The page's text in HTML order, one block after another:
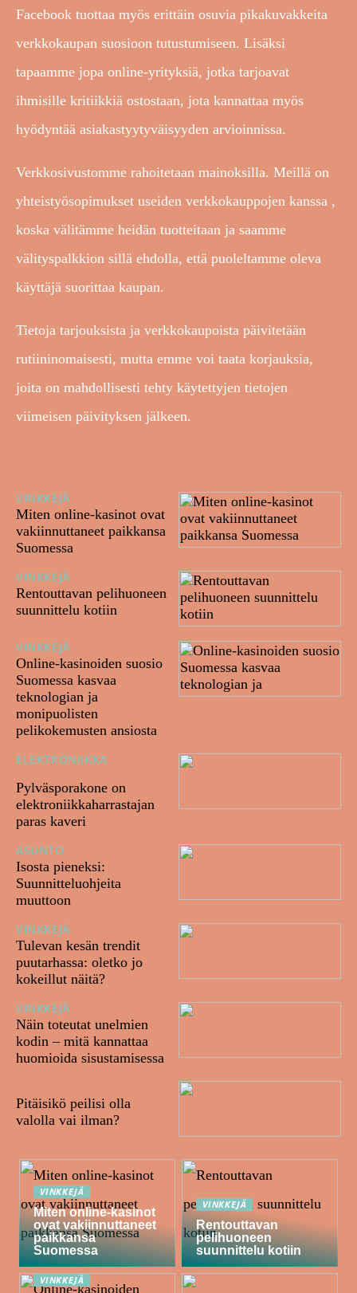
Facebook tuottaa myös erittäin osuvia pikakuvakkeita
verkkokaupan suosioon tutustumiseen. Lisäksi
tapaamme jopa online-yrityksiä, jotka tarjoavat
ihmisille kritiikkiä ostostaan, jota kannattaa myös
hyödyntää asiakastyytyväisyyden arvioinnissa.
Verkkosivustomme rahoitetaan mainoksilla. Meillä on
yhteistyösopimukset useiden verkkokauppojen kanssa ,
koska välitämme heidän tuotteitaan ja saamme
välityspalkkion sillä ehdolla, että puoleltamme oleva
käyttäjä suorittaa kaupan.
Tietoja tarjouksista ja verkkokaupoista päivitetään
rutiininomaisesti, mutta emme voi taata korjauksia,
joita on mahdollisesti tehty käytettyjen tietojen
viimeisen päivityksen jälkeen.
VINKKEJÄ
Miten online-kasinot ovat
vakiinnuttaneet paikkansa
Suomessa
VINKKEJÄ
Rentouttavan pelihuoneen
suunnittelu kotiin
VINKKEJÄ
Online-kasinoiden suosio
Suomessa kasvaa
teknologian ja
monipuolisten
pelikokemusten ansiosta
ELEKTRONIIKKA
Pylväsporakone on
elektroniikkaharrastajan
paras kaveri
ASUNTO
Isosta pieneksi:
Suunnitteluohjeita
muuttoon
VINKKEJÄ
Tulevan kesän trendit
puutarhassa: oletko jo
kokeillut näitä?
VINKKEJÄ
Näin toteutat unelmien
kodin – mitä kannattaa
huomioida sisustamisessa
Pitäisikö peilisi olla
valolla vai ilman?
VINKKEJÄ
Miten online-kasinot
ovat vakiinnuttaneet
paikkansa
Suomessa
VINKKEJÄ
Rentouttavan
pelihuoneen
suunnittelu kotiin
VINKKEJÄ